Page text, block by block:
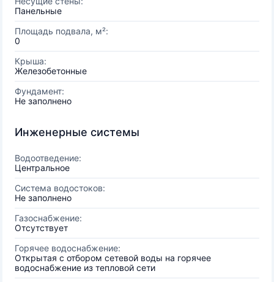
Панельные
Площадь подвала, м²:
0
Крыша:
Железобетонные
Фундамент:
Не заполнено
Инженерные системы
Водоотведение:
Центральное
Система водостоков:
Не заполнено
Газоснабжение:
Отсутствует
Горячее водоснабжение:
Открытая с отбором сетевой воды на горячее
водоснабжение из тепловой сети